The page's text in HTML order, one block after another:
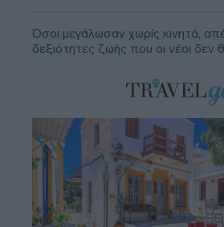
Όσοι μεγάλωσαν χωρίς κινητά,
δεξιότητες ζωής που οι νέοι δεν